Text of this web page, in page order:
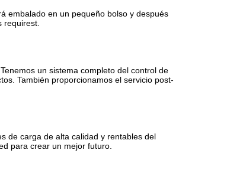
embalado en un pequeño bolso y después
requirest.
un sistema completo del control de
También proporcionamos el servicio post-
de carga de alta calidad y rentables del
para crear un mejor futuro.